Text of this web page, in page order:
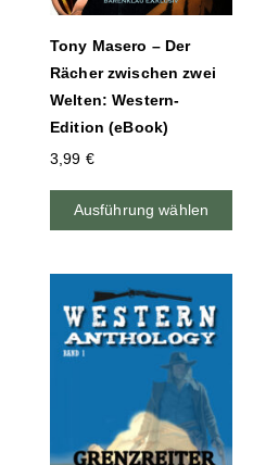
Tony Masero – Der
Rächer zwischen zwei
Welten: Western-
Edition (eBook)
3,99 €
Ausführung wählen